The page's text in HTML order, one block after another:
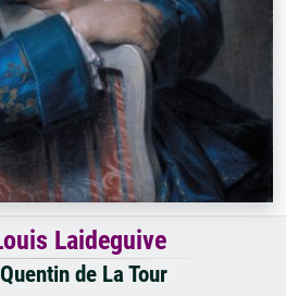
Laideguive
de La Tour